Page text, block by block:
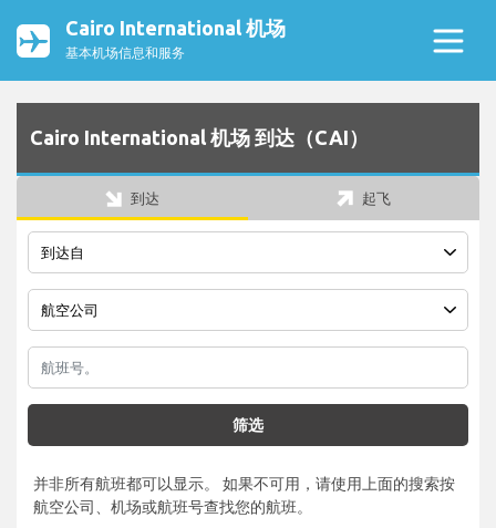
Cairo International 机场
基本机场信息和服务
Cairo International 机场 到达（CAI）
到达 起飞
筛选
并非所有航班都可以显示。 如果不可用，请使用上面的搜索按
航空公司、机场或航班号查找您的航班。